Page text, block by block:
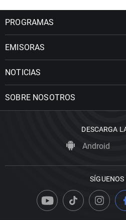
PROGRAMAS
EMISORAS
NOTICIAS
SOBRE NOSOTROS
DESCARGA
Android
SÍGUENOS